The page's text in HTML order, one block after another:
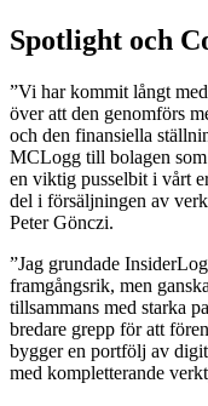
Spotlight och
”Vi har kommit långt
över att den genomförs
och den finansiella
MCLogg till bolagen
en viktig pusselbit i vårt
del i försäljningen av
Peter Gönczi.
”Jag grundade
framgångsrik, men
tillsammans med starka
bredare grepp för att
bygger en portfölj av
med kompletterande